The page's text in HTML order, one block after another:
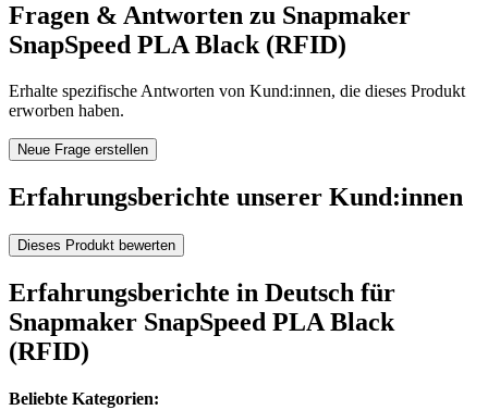
Fragen & Antworten zu Snapmaker
SnapSpeed PLA Black (RFID)
Erhalte spezifische Antworten von Kund:innen, die dieses Produkt
erworben haben.
Neue Frage erstellen
Erfahrungsberichte unserer Kund:innen
Dieses Produkt bewerten
Erfahrungsberichte in Deutsch für
Snapmaker SnapSpeed PLA Black
(RFID)
Beliebte Kategorien: